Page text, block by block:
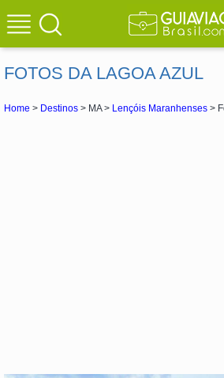
FOTOS DA LAGOA AZUL
Home > Destinos > MA > Lençóis Maranhenses >